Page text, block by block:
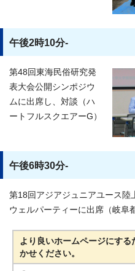
午後2時10分-
第48回東海民俗研究発
表大会公開シンポジウ
ムに出席し、対談（ハ
ートフルスクエアーG）
午後6時30分-
第18回アジアジュニアユース陸
ウェルパーティーに出席（岐阜
より良いホームページにす
かせください。